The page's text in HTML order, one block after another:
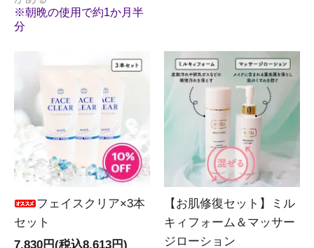
※朝晩の使用で約1か月半
分
フェイスクリア×3本
セット
7,830円(税込8,613円)
【お肌修復セット】ミル
キィフォーム＆マッサー
ジローション